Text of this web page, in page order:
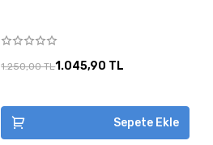
1.250,00 TL1.045,90 TL
Sepete Ekle